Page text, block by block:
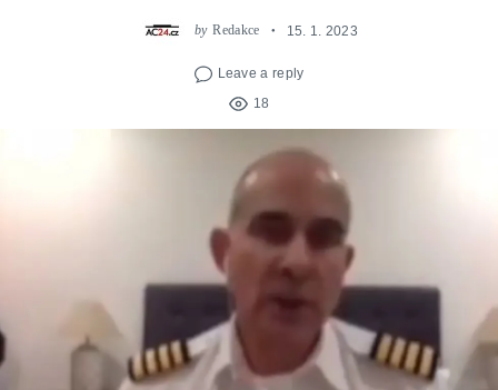
by Redakce 15. 1. 2023
Leave a reply
18